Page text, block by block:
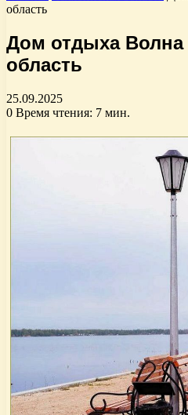
область
Дом отдыха Волна
область
25.09.2025
0 Время чтения: 7 мин.